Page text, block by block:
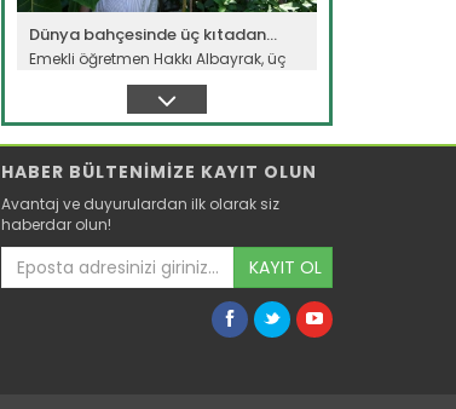
Dünya bahçesinde üç kıtadan...
Emekli öğretmen Hakkı Albayrak, üç
Süphan Dağı eteklerinde buğday...
HABER BÜLTENİMİZE KAYIT OLUN
Avantaj ve duyurulardan ilk olarak siz
haberdar olun!
KAYIT OL